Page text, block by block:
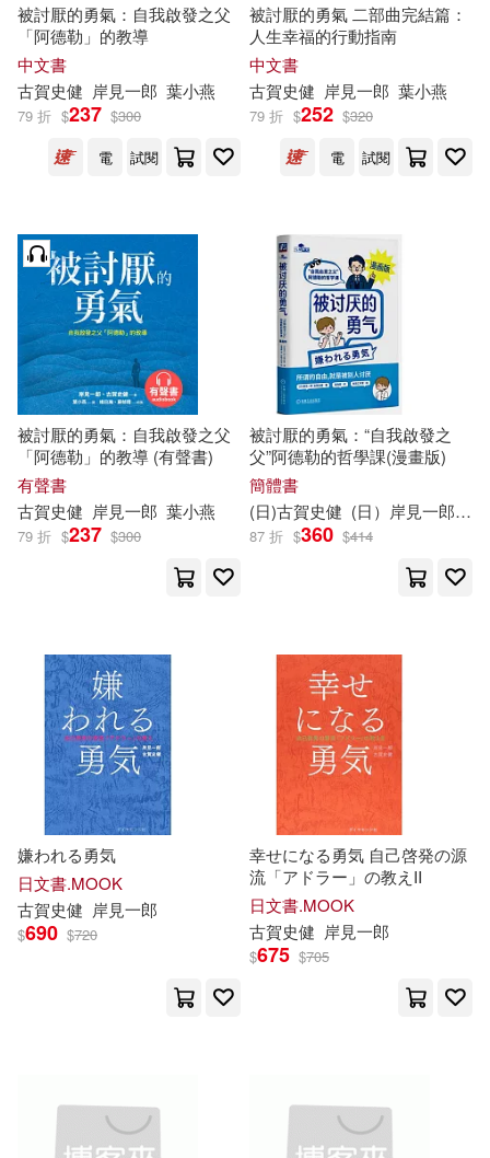
（日）岸見一郎(1)
出版社 (可複選)
ダイヤモンド社(2)
配送方式 (可複選)
可超商取貨(18)
可海外宅配(18)
可港澳店取(18)
可菲律賓店取(18)
電子書 (可複選)
適合手機平板閱讀(2)
其他 (可複選)
現在可購買商品(8)
被討厭的勇氣：自我啟發之父
「阿德勒」的教導
中文書
古賀史健 岸見一郎 葉小燕
79 折 $237 $300
電
試閱
被討厭的勇氣 二部曲完結篇：
人生幸福的行動指南
中文書
古賀史健 岸見一郎 葉小燕
79 折 $252 $320
電
試閱
被討厭的勇氣：自我啟發之父
「阿德勒」的教導 (有聲書)
有聲書
古賀史健 岸見一郎 葉小燕
79 折 $237 $300
被討厭的勇氣：“自我啟發之
父”阿德勒的哲學課(漫畫版)
簡體書
(日)古賀史健 (日） 岸見一郎 渠
87 折 $360 $414
嫌われる勇気
日文書.MOOK
古賀史健 岸見一郎
$690 $720
幸せになる勇気 自己啓発の源
流「アドラー」の教えII
日文書.MOOK
古賀史健 岸見一郎
$675 $705